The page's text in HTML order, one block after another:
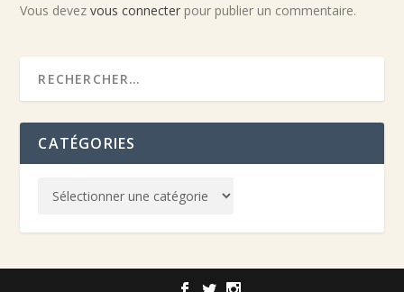
Vous devezvous connecter pour publier un commentaire.
CATÉGORIES